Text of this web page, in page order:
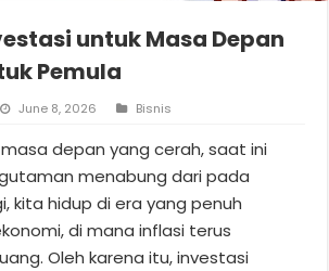
untuk Masa Depan
Pemula
June 8, 2026 Bisnis
depan yang cerah, saat ini
menabung dari pada
kita hidup di era yang penuh
di mana inflasi terus
Oleh karena itu, investasi